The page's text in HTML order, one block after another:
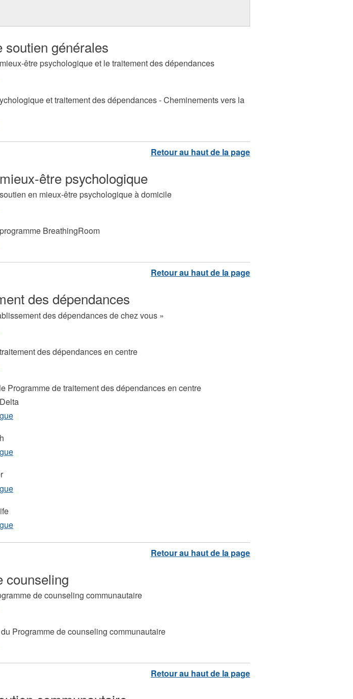
soutien générales
être psychologique et le traitement des dépendances
et traitement des dépendances - Cheminements vers la
être psychologique
en mieux-être psychologique à domicile
BreathingRoom
des dépendances
des dépendances de chez vous »
des dépendances en centre
Programme de traitement des dépendances en centre
counseling
de counseling communautaire
Programme de counseling communautaire